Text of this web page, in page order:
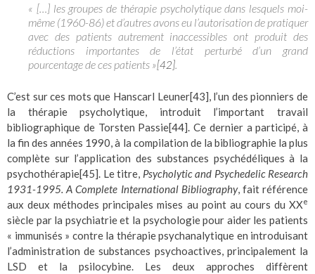
« […] les groupes de thérapie psycholytique dans lesquels moi-
même (1960-86) et d’autres avons eu l’autorisation de pratiquer
avec des patients autrement inaccessibles ont produit des
réductions importantes de l’état perturbé d’un grand
pourcentage de ces patients »[42]
C’est sur ces mots que Hanscarl Leuner[43], l’un des pionniers de
la thérapie psycholytique, introduit l’important travail
bibliographique de Torsten Passie[44]. Ce dernier a participé, à
la fin des années 1990, à la compilation de la bibliographie la plus
complète sur l’application des substances psychédéliques à la
psychothérapie[45]. Le titre, Psycholytic and Psychedelic Research
1931-1995. A Complete International Bibliography, fait référence
aux deux méthodes principales mises au point au cours du XXe
siècle par la psychiatrie et la psychologie pour aider les patients
« immunisés » contre la thérapie psychanalytique en introduisant
l’administration de substances psychoactives, principalement la
LSD et la psilocybine. Les deux approches diffèrent